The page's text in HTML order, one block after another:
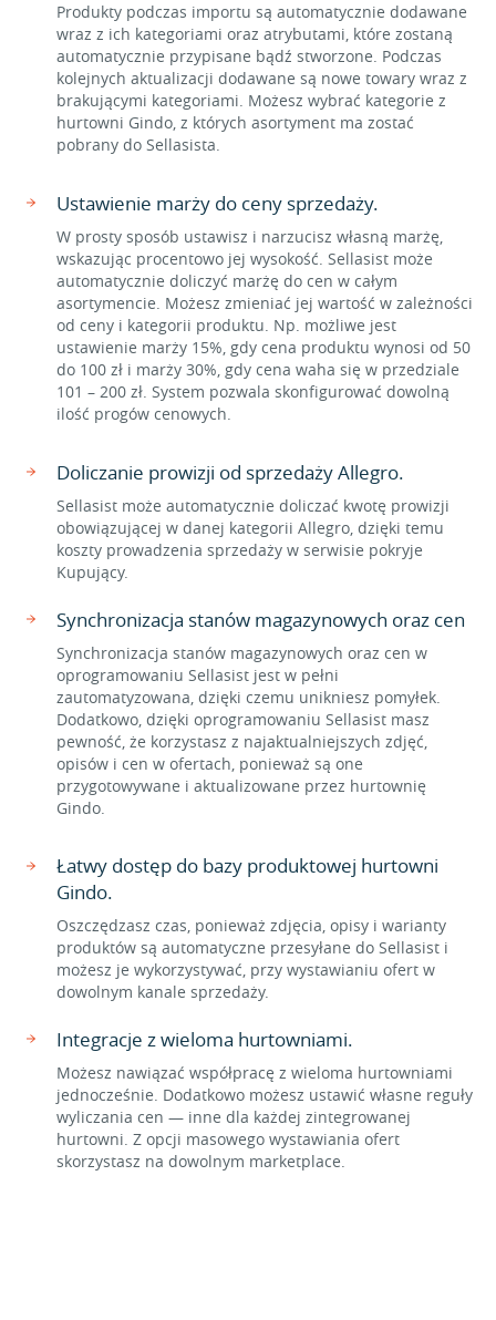
Produkty podczas importu są automatycznie dodawane
wraz z ich kategoriami oraz atrybutami, które zostaną
automatycznie przypisane bądź stworzone. Podczas
kolejnych aktualizacji dodawane są nowe towary wraz z
brakującymi kategoriami. Możesz wybrać kategorie z
hurtowni Gindo, z których asortyment ma zostać
pobrany do Sellasista.
Ustawienie marży do ceny sprzedaży.
W prosty sposób ustawisz i narzucisz własną marżę,
wskazując procentowo jej wysokość. Sellasist może
automatycznie doliczyć marżę do cen w całym
asortymencie. Możesz zmieniać jej wartość w zależności
od ceny i kategorii produktu. Np. możliwe jest
ustawienie marży 15%, gdy cena produktu wynosi od 50
do 100 zł i marży 30%, gdy cena waha się w przedziale
101 – 200 zł. System pozwala skonfigurować dowolną
ilość progów cenowych.
Doliczanie prowizji od sprzedaży Allegro.
Sellasist może automatycznie doliczać kwotę prowizji
obowiązującej w danej kategorii Allegro, dzięki temu
koszty prowadzenia sprzedaży w serwisie pokryje
Kupujący.
Synchronizacja stanów magazynowych oraz cen
Synchronizacja stanów magazynowych oraz cen w
oprogramowaniu Sellasist jest w pełni
zautomatyzowana, dzięki czemu unikniesz pomyłek.
Dodatkowo, dzięki oprogramowaniu Sellasist masz
pewność, że korzystasz z najaktualniejszych zdjęć,
opisów i cen w ofertach, ponieważ są one
przygotowywane i aktualizowane przez hurtownię
Gindo.
Łatwy dostęp do bazy produktowej hurtowni
Gindo.
Oszczędzasz czas, ponieważ zdjęcia, opisy i warianty
produktów są automatyczne przesyłane do Sellasist i
możesz je wykorzystywać, przy wystawianiu ofert w
dowolnym kanale sprzedaży.
Integracje z wieloma hurtowniami.
Możesz nawiązać współpracę z wieloma hurtowniami
jednocześnie. Dodatkowo możesz ustawić własne reguły
wyliczania cen — inne dla każdej zintegrowanej
hurtowni. Z opcji masowego wystawiania ofert
skorzystasz na dowolnym marketplace.